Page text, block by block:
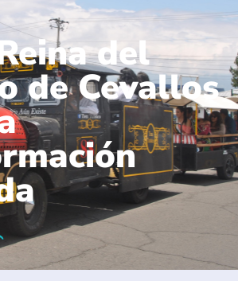
del
de Cevallos